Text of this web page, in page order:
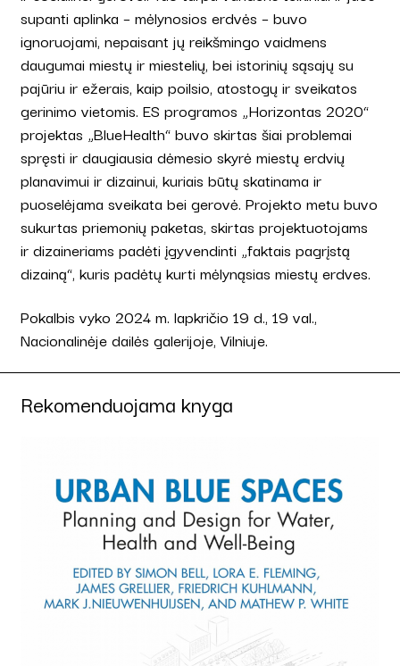
supanti aplinka – mėlynosios erdvės – buvo
ignoruojami, nepaisant jų reikšmingo vaidmens
daugumai miestų ir miestelių, bei istorinių sąsajų su
pajūriu ir ežerais, kaip poilsio, atostogų ir sveikatos
gerinimo vietomis. ES programos „Horizontas 2020“
projektas „BlueHealth“ buvo skirtas šiai problemai
spręsti ir daugiausia dėmesio skyrė miestų erdvių
planavimui ir dizainui, kuriais būtų skatinama ir
puoselėjama sveikata bei gerovė. Projekto metu buvo
sukurtas priemonių paketas, skirtas projektuotojams
ir dizaineriams padėti įgyvendinti „faktais pagrįstą
dizainą“, kuris padėtų kurti mėlynąsias miestų erdves.
Pokalbis vyko 2024 m. lapkričio 19 d., 19 val.,
Nacionalinėje dailės galerijoje, Vilniuje.
Rekomenduojama knyga